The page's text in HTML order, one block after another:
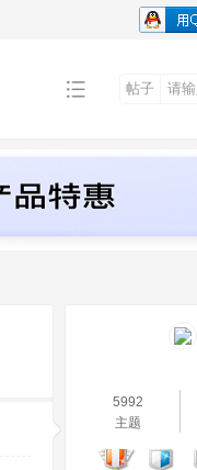
帖子
5992
主题